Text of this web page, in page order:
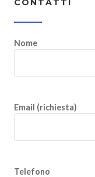
CONTATTI
Nome
Email (richiesta)
Telefono